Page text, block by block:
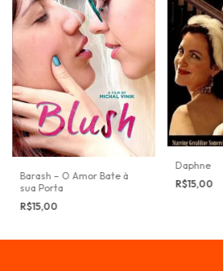
Barash – O Amor Bate à
sua Porta
R$15,00
Daphne
R$15,00